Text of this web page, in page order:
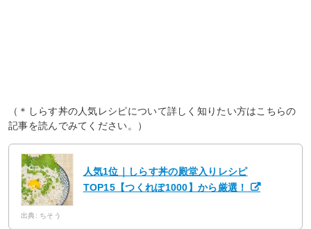
（＊しらす丼の人気レシピについて詳しく知りたい方はこちらの
記事を読んでみてください。）
人気1位｜しらす丼の殿堂入りレシピ
TOP15【つくれぽ1000】から厳選！
出典: ちそう